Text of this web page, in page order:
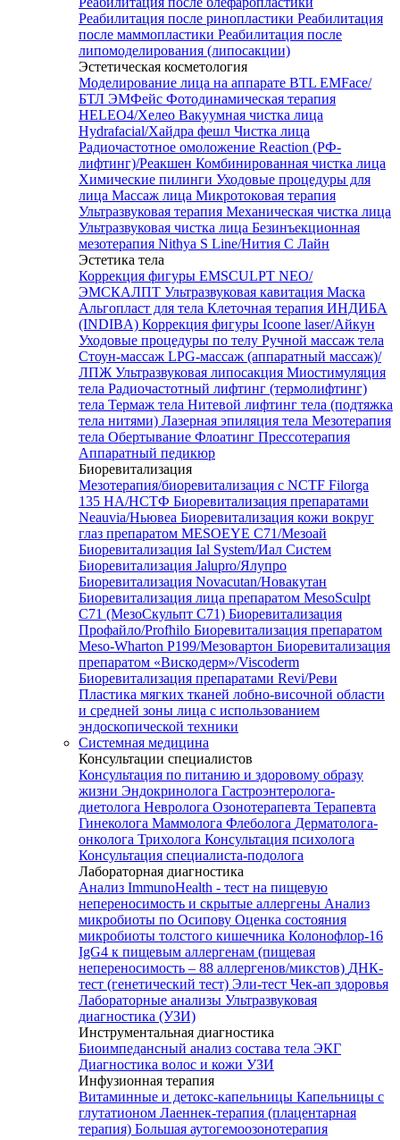
Реабилитация после ринопластики Реабилитация
после маммопластики Реабилитация после
липомоделирования (липосакции)
Эстетическая косметология
Моделирование лица на аппарате BTL EMFace/
БТЛ ЭМФейс Фотодинамическая терапия
HELEO4/Хелео Вакуумная чистка лица
Hydrafacial/Хайдра фешл Чистка лица
Радиочастотное омоложение Reaction (РФ-
лифтинг)/Реакшен Комбинированная чистка лица
Химические пилинги Уходовые процедуры для
лица Массаж лица Микротоковая терапия
Ультразвуковая терапия Механическая чистка лица
Ультразвуковая чистка лица Безинъекционная
мезотерапия Nithya S Line/Нития С Лайн
Эстетика тела
Коррекция фигуры EMSCULPT NEO/
ЭМСКАЛПТ Ультразвуковая кавитация Маска
Альгопласт для тела Клеточная терапия ИНДИБА
(INDIBA) Коррекция фигуры Icoone laser/Айкун
Уходовые процедуры по телу Ручной массаж тела
Стоун-массаж LPG-массаж (аппаратный массаж)/
ЛПЖ Ультразвуковая липосакция Миостимуляция
тела Радиочастотный лифтинг (термолифтинг)
тела Термаж тела Нитевой лифтинг тела (подтяжка
тела нитями) Лазерная эпиляция тела Мезотерапия
тела Обертывание Флоатинг Прессотерапия
Аппаратный педикюр
Биоревитализация
Мезотерапия/биоревитализация с NCTF Filorga
135 HA/НСТФ Биоревитализация препаратами
Neauvia/Ньювеа Биоревитализация кожи вокруг
глаз препаратом MESOEYE C71/Мезоай
Биоревитализация Ial System/Иал Систем
Биоревитализация Jalupro/Ялупро
Биоревитализация Novacutan/Новакутан
Биоревитализация лица препаратом MesoSculpt
C71 (МезоСкульпт С71) Биоревитализация
Профайло/Profhilo Биоревитализация препаратом
Meso-Wharton P199/Мезовартон Биоревитализация
препаратом «Вискодерм»/Viscoderm
Биоревитализация препаратами Revi/Реви
Пластика мягких тканей лобно-височной области
и средней зоны лица с использованием
эндоскопической техники
Системная медицина
Консультации специалистов
Консультация по питанию и здоровому образу
жизни Эндокринолога Гастроэнтеролога-
диетолога Невролога Озонотерапевта Терапевта
Гинеколога Маммолога Флеболога Дерматолога-
онколога Трихолога Консультация психолога
Консультация специалиста-подолога
Лабораторная диагностика
Анализ ImmunoHealth - тест на пищевую
непереносимость и скрытые аллергены Анализ
микробиоты по Осипову Оценка состояния
микробиоты толстого кишечника Колонофлор-16
IgG4 к пищевым аллергенам (пищевая
непереносимость – 88 аллергенов/микстов) ДНК-
тест (генетический тест) Эли-тест Чек-ап здоровья
Лабораторные анализы Ультразвуковая
диагностика (УЗИ)
Инструментальная диагностика
Биоимпедансный анализ состава тела ЭКГ
Диагностика волос и кожи УЗИ
Инфузионная терапия
Витаминные и детокс-капельницы Капельницы с
глутатионом Лаеннек-терапия (плацентарная
терапия) Большая аутогемоозонотерапия